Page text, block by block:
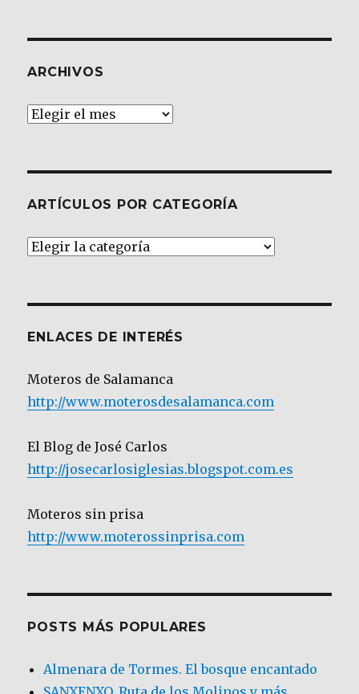
ARCHIVOS
Archivos
ARTÍCULOS POR CATEGORÍA
Artículos
ENLACES DE INTERÉS
Moteros de Salamanca
http://www.moterosdesalamanca.com
El Blog de José Carlos
http://josecarlosiglesias.blogspot.com.es
Moteros sin prisa
http://www.moterossinprisa.com
POSTS MÁS POPULARES
Almenara de Tormes. El bosque encantado